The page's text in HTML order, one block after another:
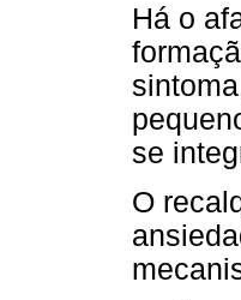
Há o
se
O